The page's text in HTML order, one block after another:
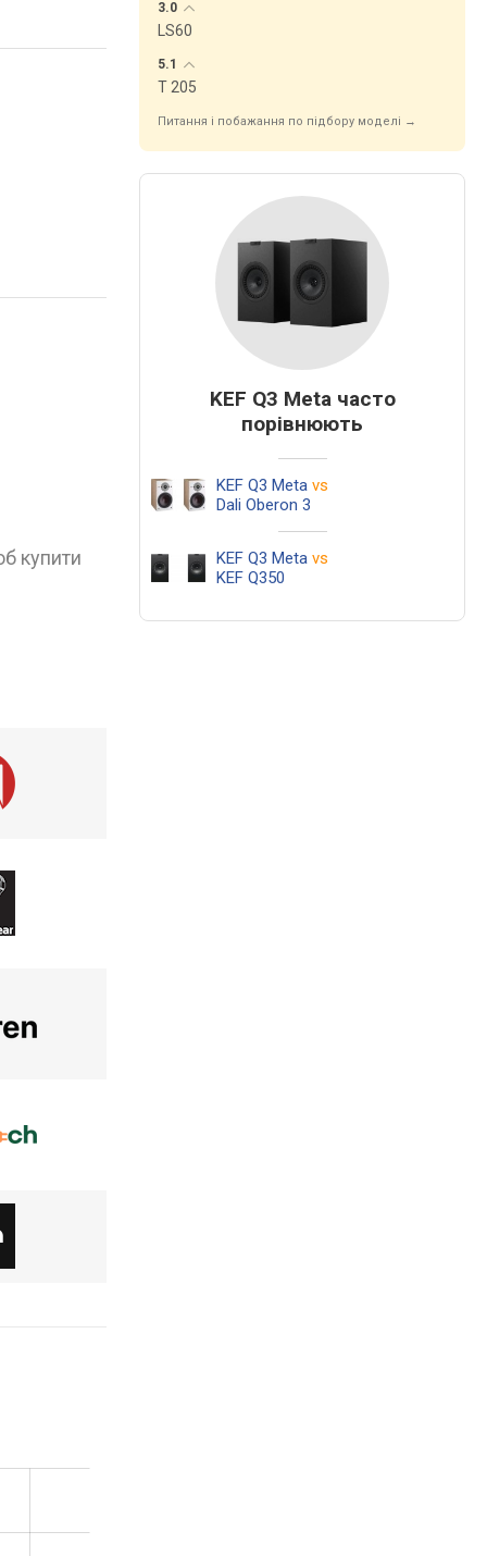
купити
3.0
LS60
5.1
T 205
Питання і побажання по підбору моделі →
KEF Q3 Meta часто
порівнюють
KEF Q3 Meta vs
Dali Oberon 3
KEF Q3 Meta vs
KEF Q350